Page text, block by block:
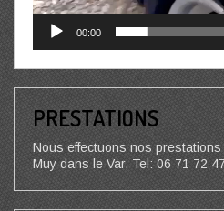
00:00
PRESTATIONS
Nous effectuons nos
Muy dans le Var, Tel: 06 71 72